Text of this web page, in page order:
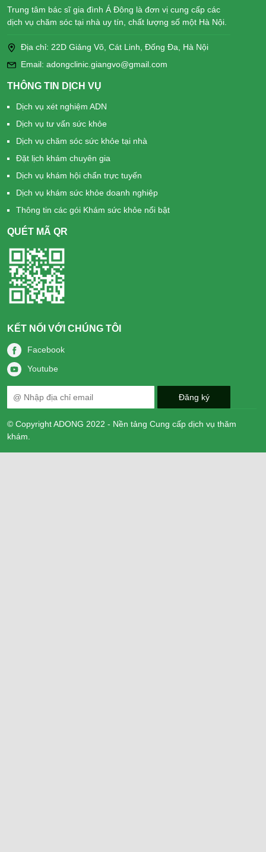
Trung tâm bác sĩ gia đình Á Đông là đơn vị cung cấp các
dịch vụ chăm sóc tại nhà uy tín, chất lượng số một Hà Nội.
Địa chỉ: 22D Giảng Võ, Cát Linh, Đống Đa, Hà Nội
Email: adongclinic.giangvo@gmail.com
THÔNG TIN DỊCH VỤ
Dịch vụ xét nghiệm ADN
Dịch vụ tư vấn sức khỏe
Dịch vụ chăm sóc sức khỏe tại nhà
Đặt lịch khám chuyên gia
Dịch vụ khám hội chẩn trực tuyến
Dịch vụ khám sức khỏe doanh nghiệp
Thông tin các gói Khám sức khỏe nổi bật
QUÉT MÃ QR
KẾT NỐI VỚI CHÚNG TÔI
Facebook
Youtube
© Copyright ADONG 2022 - Nền tảng Cung cấp dịch vụ thăm
khám.